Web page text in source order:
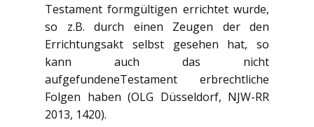
Testament formgültigen errichtet wurde,
so z.B. durch einen Zeugen der den
Errichtungsakt selbst gesehen hat, so
kann auch das nicht
aufgefundeneTestament erbrechtliche
Folgen haben (OLG Düsseldorf, NJW-RR
2013, 1420).